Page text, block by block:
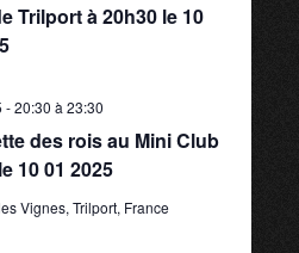
c
i
Trilport à 20h30 le 10
des rois au Mini Club
10 01 2025
- 20:30 à 23:30
Vignes, Trilport, France